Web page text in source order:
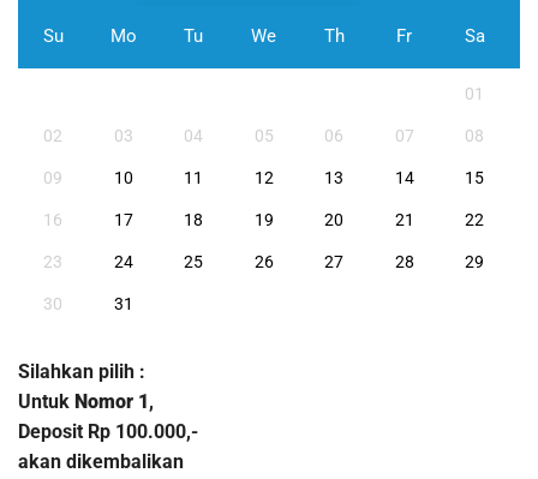
Su Mo Tu We Th Fr Sa
01
02 03 04 05 06 07 08
09 10 11 12 13 14 15
16 17 18 19 20 21 22
23 24 25 26 27 28 29
30 31
Silahkan pilih :
Untuk Nomor 1 ,
Deposit Rp 100.000,-
akan dikembalikan